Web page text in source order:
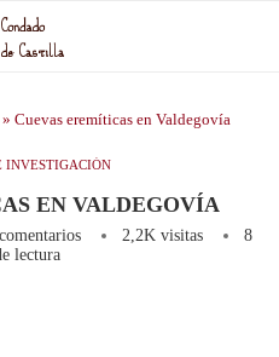
» Cuevas eremíticas en Valdegovía
INVESTIGACIÓN
EN VALDEGOVÍA
2,2K visitas
8
lectura